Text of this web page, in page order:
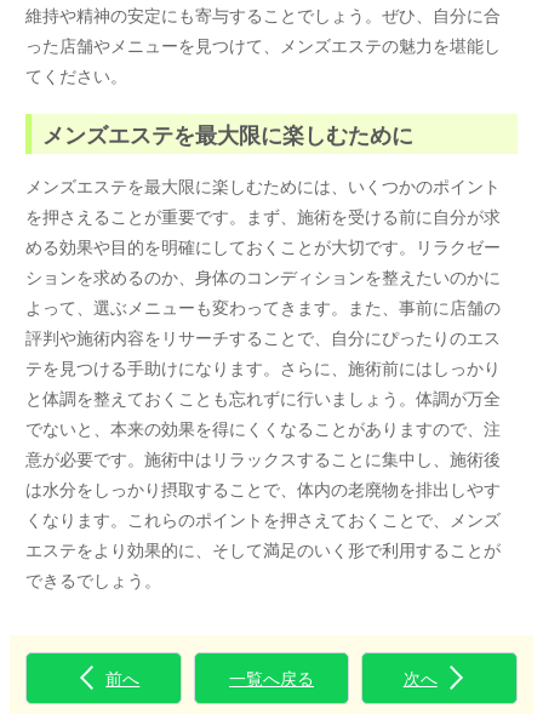
維持や精神の安定にも寄与することでしょう。ぜひ、自分に合
った店舗やメニューを見つけて、メンズエステの魅力を堪能し
てください。
メンズエステを最大限に楽しむために
メンズエステを最大限に楽しむためには、いくつかのポイント
を押さえることが重要です。まず、施術を受ける前に自分が求
める効果や目的を明確にしておくことが大切です。リラクゼー
ションを求めるのか、身体のコンディションを整えたいのかに
よって、選ぶメニューも変わってきます。また、事前に店舗の
評判や施術内容をリサーチすることで、自分にぴったりのエス
テを見つける手助けになります。さらに、施術前にはしっかり
と体調を整えておくことも忘れずに行いましょう。体調が万全
でないと、本来の効果を得にくくなることがありますので、注
意が必要です。施術中はリラックスすることに集中し、施術後
は水分をしっかり摂取することで、体内の老廃物を排出しやす
くなります。これらのポイントを押さえておくことで、メンズ
エステをより効果的に、そして満足のいく形で利用することが
できるでしょう。
前へ 一覧へ戻る 次へ